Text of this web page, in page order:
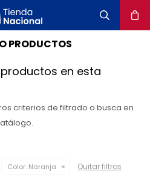
PRODUCTOS
productos en esta
criterios de filtrado o busca en
Color: Naranja Quitar filtros